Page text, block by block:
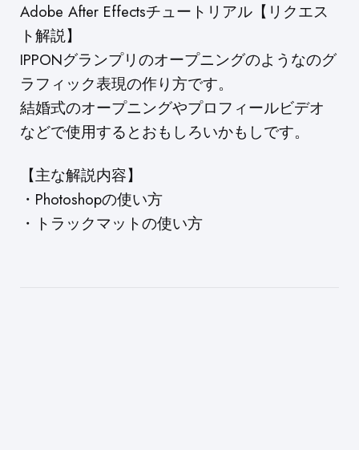
Adobe After Effectsチュートリアル【リクエス
ト解説】
IPPONグランプリのオープニングのようなのグ
ラフィック表現の作り方です。
結婚式のオープニングやプロフィールビデオ
などで使用するとおもしろいかもしです。
【主な解説内容】
・Photoshopの使い方
・トラックマットの使い方